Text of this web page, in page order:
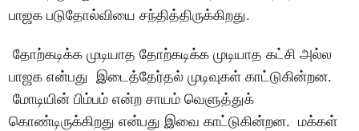
பாஜக படுதோல்வியை சந்தித்திருக்கிறது.
தோற்கடிக்க முடியாத தோற்கடிக்க முடியாத கட்சி அல்ல
பாஜக என்பது இடைத்தேர்தல் முடிவுகள் காட்டுகின்றன.
மோடியின் பிம்பம் என்ற சாயம் வெளுத்துக்
கொண்டிருக்கிறது என்பது இவை காட்டுகின்றன. மக்கள்